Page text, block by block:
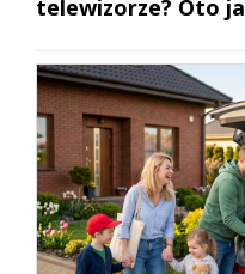
telewizorze? Oto